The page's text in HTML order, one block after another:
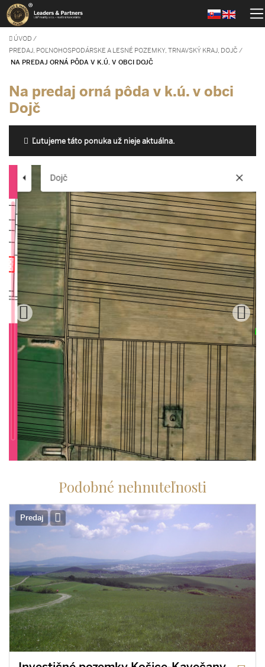
ÚVOD /
PREDAJ, POĽNOHOSPODÁRSKE A LESNÉ POZEMKY, TRNAVSKÝ KRAJ, DOJČ /
NA PREDAJ ORNÁ PÔDA V K.Ú. V OBCI DOJČ
Na predaj orná pôda v k.ú. v obci
Dojč
Ľutujeme táto ponuka už nieje aktuálna.
Podobné nehnuteľnosti
Predaj